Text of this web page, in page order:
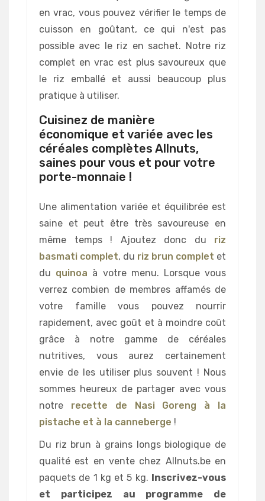
en vrac, vous pouvez vérifier le temps de
cuisson en goûtant, ce qui n'est pas
possible avec le riz en sachet. Notre riz
complet en vrac est plus savoureux que
le riz emballé et aussi beaucoup plus
pratique à utiliser.
Cuisinez de manière
économique et variée avec les
céréales complètes Allnuts,
saines pour vous et pour votre
porte-monnaie !
Une alimentation variée et équilibrée est
saine et peut être très savoureuse en
même temps ! Ajoutez donc du riz
basmati complet, du riz brun complet et
du quinoa à votre menu. Lorsque vous
verrez combien de membres affamés de
votre famille vous pouvez nourrir
rapidement, avec goût et à moindre coût
grâce à notre gamme de céréales
nutritives, vous aurez certainement
envie de les utiliser plus souvent ! Nous
sommes heureux de partager avec vous
notre recette de Nasi Goreng à la
pistache et à la canneberge !
Du riz brun à grains longs biologique de
qualité est en vente chez Allnuts.be en
paquets de 1 kg et 5 kg. Inscrivez-vous
et participez au programme de